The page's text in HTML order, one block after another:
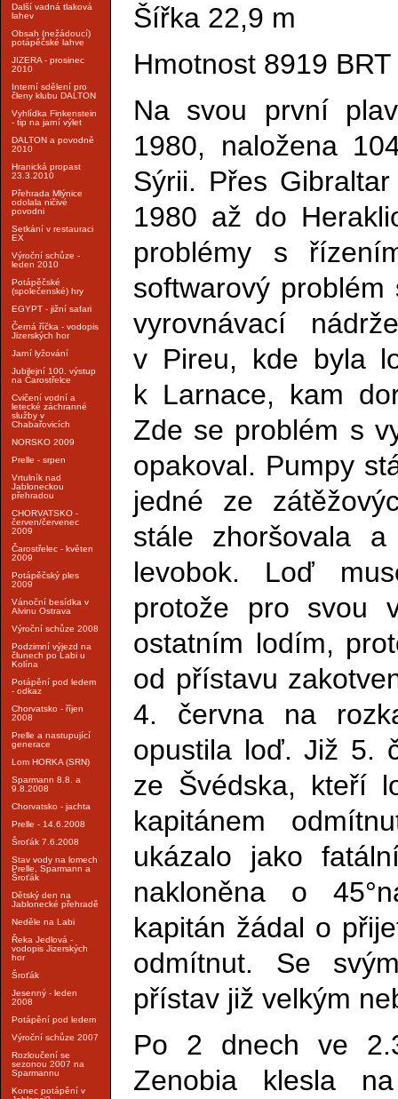
Další vadná tlaková
lahev
Obsah (nežádoucí)
potápěčské lahve
JIZERA - prosinec
2010
Interní sdělení pro
členy klubu DALTON
Vyhlídka Finkenstein
- tip na jarní výlet
DALTON a povodně
2010
Hranická propast
23.3.2010
Přehrada Mlýnice
odolala ničivé
povodni
Setkání v restauraci
EX
Výroční schůze -
leden 2010
Potápěčské
(společenské) hry
EGYPT - jižní safari
Černá říčka - vodopis
Jizerských hor
Jarní lyžování
Jubilejní 100. výstup
na Čarostřelce
Cvičení vodní a
letecké záchranné
služby v
Chabařovicích
NORSKO 2009
Prelle - srpen
Vrtulník nad
Jabloneckou
přehradou
CHORVATSKO -
červen/červenec
2009
Čarostřelec - květen
2009
Potápěčský ples
2009
Vánoční besídka v
Alvinu Ostrava
Výroční schůze 2008
Podzimní výjezd na
člunech po Labi u
Kolína
Potápění pod ledem
- odkaz
Chorvatsko - říjen
2008
Prelle a nastupující
generace
Lom HORKA (SRN)
Sparmann 8.8. a
9.8.2008
Chorvatsko - jachta
Prelle - 14.6.2008
Šroťák 7.6.2008
Stav vody na lomech
Prelle, Sparmann a
Šroťák
Dětský den na
Jablonecké přehradě
Neděle na Labi
Řeka Jedlová -
vodopis Jizerských
hor
Šroťák
Jesenný - leden
2008
Potápění pod ledem
Výroční schůze 2007
Rozloučení se
sezonou 2007 na
Sparmannu
Konec potápění v
Šířka 22,9 m
Hmotnost 8919 BRT
Na svou první
1980, naložena
Sýrii. Přes
1980 až do
problémy s
softwarový
vyrovnávací
v Pireu, kde byla
k Larnace, kam
Zde se problém s
opakoval. Pumpy
jedné ze
stále zhoršovala
levobok. Loď
protože pro svou
ostatním lodím,
od přístavu
4. června na
opustila loď. Již 5.
ze Švédska, kteří
kapitánem
ukázalo jako
nakloněna o
kapitán žádal o
odmítnut. Se
přístav již velkým
Po 2 dnech ve
Zenobia klesla